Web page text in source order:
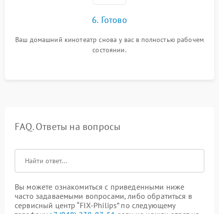
6. Готово
Ваш домашний кинотеатр снова у вас в полностью рабочем
состоянии.
FAQ. Ответы на вопросы
Вы можете ознакомиться с приведенными ниже
часто задаваемыми вопросами, либо обратиться в
сервисный центр “FIX-Philips” по следующему